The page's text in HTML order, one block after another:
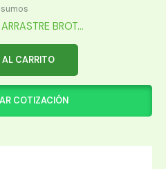
BROT...
AL CARRITO
COTIZACIÓN